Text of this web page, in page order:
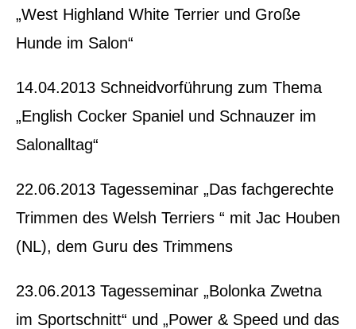
„West Highland White Terrier und Große
Hunde im Salon“
14.04.2013 Schneidvorführung zum Thema
„English Cocker Spaniel und Schnauzer im
Salonalltag“
22.06.2013 Tagesseminar „Das fachgerechte
Trimmen des Welsh Terriers “ mit Jac Houben
(NL), dem Guru des Trimmens
23.06.2013 Tagesseminar „Bolonka Zwetna
im Sportschnitt“ und „Power & Speed und das